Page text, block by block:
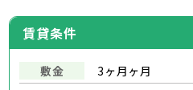
賃貸条件
敷金
3ヶ月ヶ月